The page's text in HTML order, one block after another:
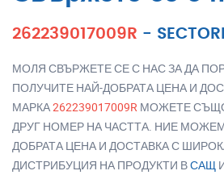
262239017009R -
МОЛЯ СВЪРЖЕТЕ СЕ С НАС ЗА ДА
ПОЛУЧИТЕ НАЙ-ДОБРАТА ЦЕНА И
МАРКА262239017009R МОЖЕТЕ
ДРУГ НОМЕР НА ЧАСТТА. НИЕ
ДОБРАТА ЦЕНА И ДОСТАВКА С
ДИСТРИБУЦИЯ НА ПРОДУКТИ ВСАЩ